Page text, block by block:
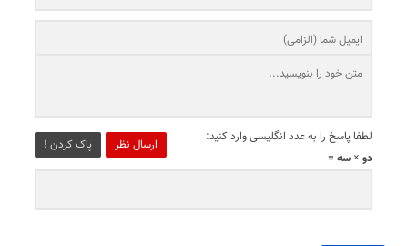
ارسال نظر پاک کردن !
لطفا پاسخ را به عدد انگلیسی وارد کنید:
دو × سه =